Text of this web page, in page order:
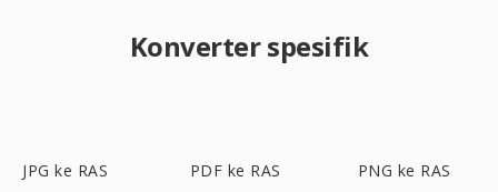
Konverter spesifik
JPG ke RAS PDF ke RAS PNG ke RAS